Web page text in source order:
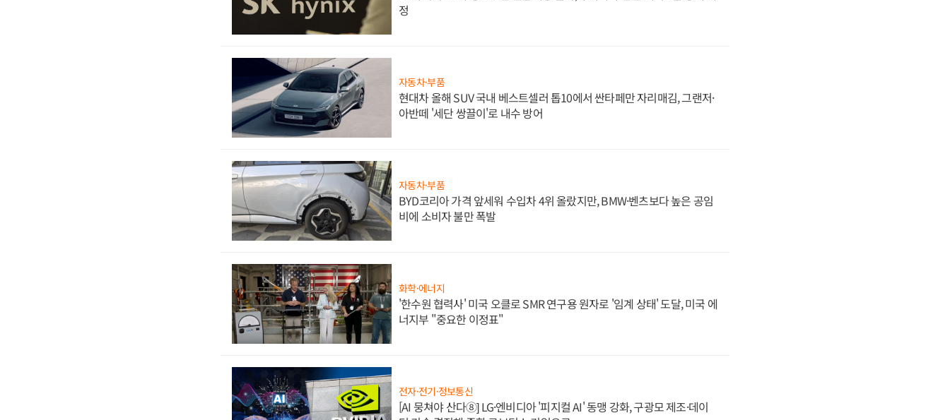
정
자동차·부품
현대차 올해 SUV 국내 베스트셀러 톱10에서 싼타페만 자리매김, 그랜저·
아반떼 '세단 쌍끌이'로 내수 방어
자동차·부품
BYD코리아 가격 앞세워 수입차 4위 올랐지만, BMW·벤츠보다 높은 공임
비에 소비자 불만 폭발
화학·에너지
'한수원 협력사' 미국 오클로 SMR 연구용 원자로 '임계 상태' 도달, 미국 에
너지부 "중요한 이정표"
전자·전기·정보통신
[AI 뭉쳐야 산다⑧] LG·엔비디아 '피지컬 AI' 동맹 강화, 구광모 제조·데이